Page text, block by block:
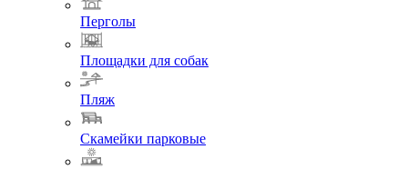
Перголы
Площадки для собак
Пляж
Скамейки парковые